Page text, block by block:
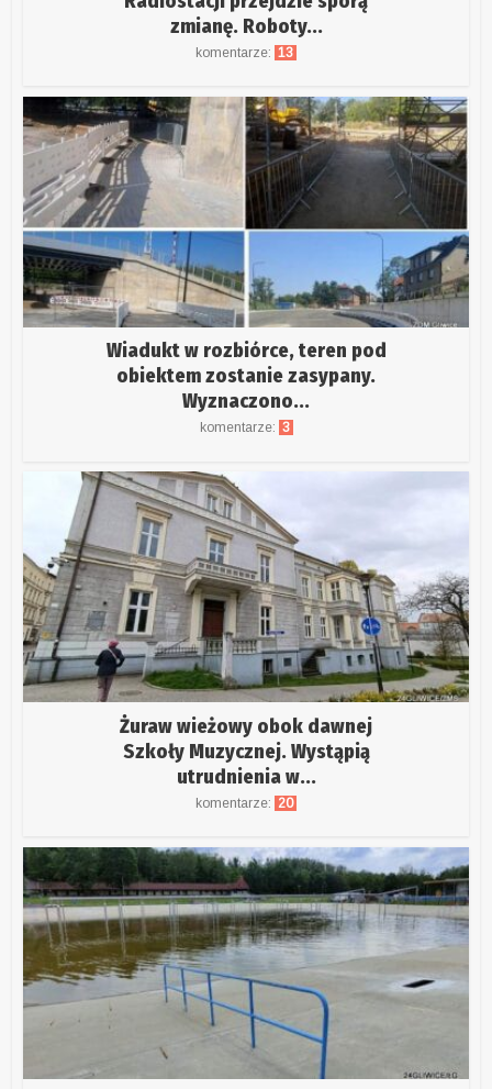
zmianę. Roboty...
komentarze: 13
Wiadukt w rozbiórce, teren pod
obiektem zostanie zasypany.
Wyznaczono...
komentarze: 3
Żuraw wieżowy obok dawnej
Szkoły Muzycznej. Wystąpią
utrudnienia w...
komentarze: 20